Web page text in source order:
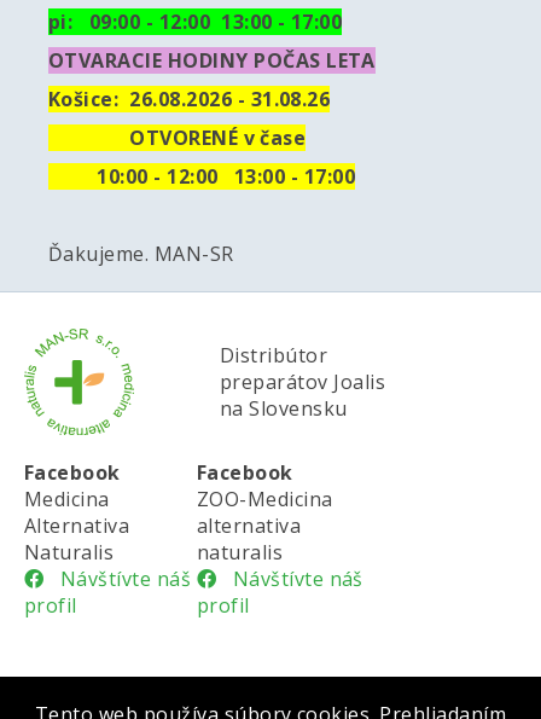
pi: 09:00 - 12:00 13:00 - 17:00
OTVARACIE HODINY POČAS LETA
Košice: 26.08.2026 - 31.08.26
OTVORENÉ v čase
10:00 - 12:00 13:00 - 17:00
Ďakujeme. MAN-SR
Distribútor
preparátov Joalis
na Slovensku
Facebook
Medicina
Alternativa
Naturalis
Návštívte náš
profil
Facebook
ZOO-Medicina
alternativa
naturalis
Návštívte náš
profil